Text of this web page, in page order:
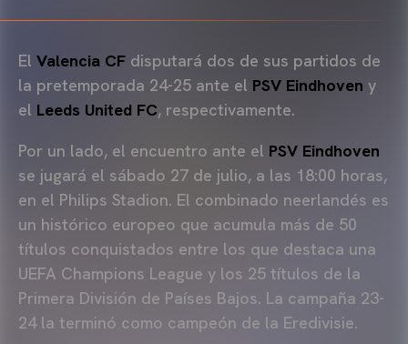
El Valencia CF disputará dos de sus partidos de
la pretemporada 24-25 ante el PSV Eindhoven y
el Leeds United FC, respectivamente.
Por un lado, el encuentro ante el PSV Eindhoven
se jugará el sábado 27 de julio, a las 18:00 horas,
en el Philips Stadion. El combinado neerlandés es
un histórico europeo que acumula más de 50
títulos conquistados entre los que destaca una
UEFA Champions League y los 25 títulos de la
Primera División de Países Bajos. La campaña 23-
24 la terminó como campeón de la Eredivisie.